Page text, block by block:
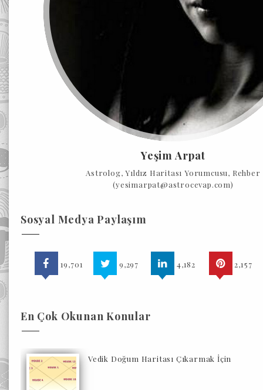
Yeşim Arpat
Astrolog, Yıldız Haritası Yorumcusu, Rehber
(yesimarpat@astrocevap.com)
Sosyal Medya Paylaşım
19,701 9,297 4,182 2,157
En Çok Okunan Konular
Vedik Doğum Haritası Çıkarmak İçin